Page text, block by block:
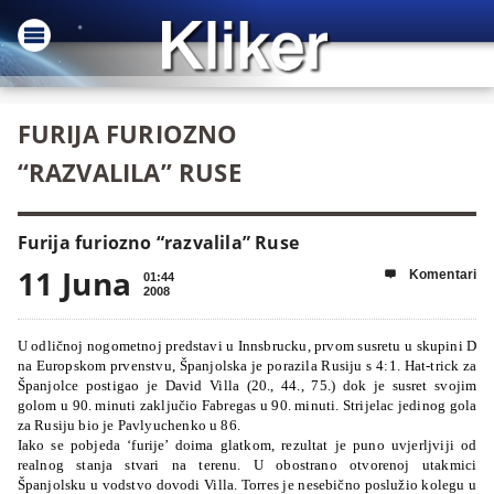
FURIJA FURIOZNO
“RAZVALILA” RUSE
Furija furiozno “razvalila” Ruse
11 Juna
01:44
2008
 Komentari
U odličnoj nogometnoj predstavi u Innsbrucku, prvom susretu u skupini D
na Europskom prvenstvu, Španjolska je porazila Rusiju s 4:1. Hat-trick za
Španjolce postigao je David Villa (20., 44., 75.) dok je susret svojim
golom u 90. minuti zaključio Fabregas u 90. minuti. Strijelac jedinog gola
za Rusiju bio je Pavlyuchenko u 86.
Iako se pobjeda ‘furije’ doima glatkom, rezultat je puno uvjerljviji od
realnog stanja stvari na terenu. U obostrano otvorenoj utakmici
Španjolsku u vodstvo dovodi Villa. Torres je nesebično poslužio kolegu u